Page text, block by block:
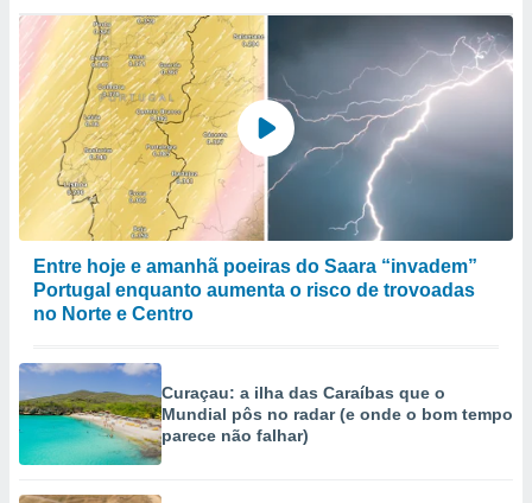
Entre hoje e amanhã poeiras do Saara “invadem”
Portugal enquanto aumenta o risco de trovoadas
no Norte e Centro
Curaçau: a ilha das Caraíbas que o
Mundial pôs no radar (e onde o bom tempo
parece não falhar)